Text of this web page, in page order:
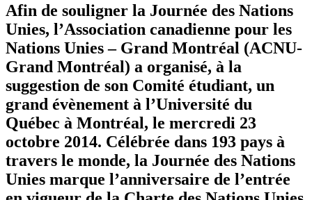
Afin de souligner la Journée des Nations
Unies, l’Association canadienne pour les
Nations Unies – Grand Montréal (ACNU-
Grand Montréal) a organisé, à la
suggestion de son Comité étudiant, un
grand évènement à l’Université du
Québec à Montréal, le mercredi 23
octobre 2014. Célébrée dans 193 pays à
travers le monde, la Journée des Nations
Unies marque l’anniversaire de l’entrée